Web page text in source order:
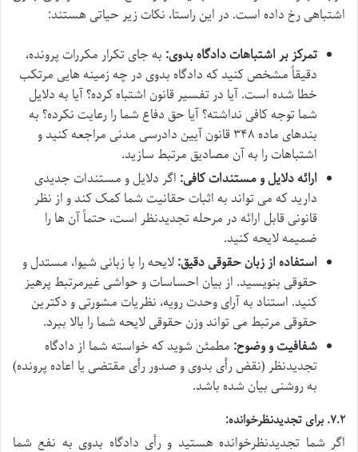
اشتباهی رخ داده است. در این راستا، نکات زیر حیاتی هستند:
تمرکز بر اشتباهات دادگاه بدوی: به جای تکرار مکررات پرونده،
دقیقاً مشخص کنید که دادگاه بدوی در چه زمینه هایی مرتکب
خطا شده است. آیا در تفسیر قانون اشتباه کرده؟ آیا به دلایل
شما توجه کافی نداشته؟ آیا حق دفاع شما را رعایت نکرده؟ به
بندهای ماده ۳۴۸ قانون آیین دادرسی مدنی مراجعه کنید و
اشتباهات را به آن مصادیق مرتبط سازید.
ارائه دلایل و مستندات کافی: اگر دلایل و مستندات جدیدی
دارید که می تواند به اثبات حقانیت شما کمک کند و از نظر
قانونی قابل ارائه در مرحله تجدیدنظر است، حتماً آن ها را
ضمیمه لایحه کنید.
استفاده از زبان حقوقی دقیق:لایحه را با زبانی شیوا، مستدل و
حقوقی بنویسید. از بیان احساسات و حواشی غیرمرتبط پرهیز
کنید. استناد به آرای وحدت رویه، نظریات مشورتی و دکترین
حقوقی مرتبط می تواند وزن حقوقی لایحه شما را بالا ببرد.
شفافیت و وضوح: مطمئن شوید که خواسته شما از دادگاه
تجدیدنظر (نقض رأی بدوی و صدور رأی مقتضی یا اعاده پرونده)
به روشنی بیان شده باشد.
۷.۲. برای تجدیدنظرخوانده:
اگر شما تجدیدنظرخوانده هستید و رأی دادگاه بدوی به نفع شما